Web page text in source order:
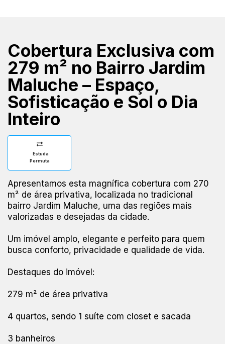
Cobertura Exclusiva com
279 m² no Bairro Jardim
Maluche – Espaço,
Sofisticação e Sol o Dia
Inteiro
Estuda
Permuta
Apresentamos esta magnífica cobertura com 270
m² de área privativa, localizada no tradicional
bairro Jardim Maluche, uma das regiões mais
valorizadas e desejadas da cidade.
Um imóvel amplo, elegante e perfeito para quem
busca conforto, privacidade e qualidade de vida.
Destaques do imóvel:
279 m² de área privativa
4 quartos, sendo 1 suíte com closet e sacada
3 banheiros